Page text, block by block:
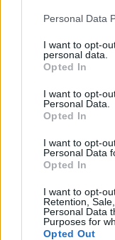
Personal Data
I want to opt-
personal data.
Opted In
I want to opt-
Personal Data.
Opted In
I want to opt-
Personal Data
Opted In
I want to opt-
Retention,
Personal Data
Purposes for
Opted Out
VAI